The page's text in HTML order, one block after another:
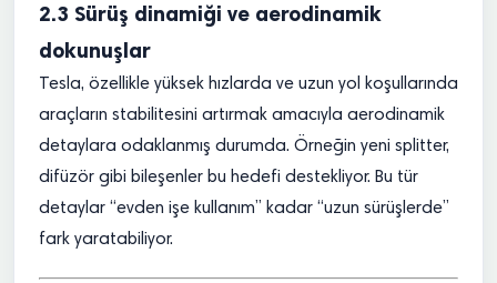
2.3 Sürüş dinamiği ve aerodinamik
dokunuşlar
Tesla, özellikle yüksek hızlarda ve uzun yol koşullarında
araçların stabilitesini artırmak amacıyla aerodinamik
detaylara odaklanmış durumda. Örneğin yeni splitter,
difüzör gibi bileşenler bu hedefi destekliyor. Bu tür
detaylar “evden işe kullanım” kadar “uzun sürüşlerde”
fark yaratabiliyor.